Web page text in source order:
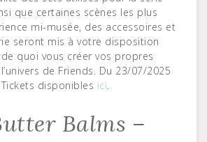
que certaines scènes les plus
mi-musée, des accessoires et
seront mis à votre disposition
quoi vous créer vos propres
de Friends. Du 23/07/2025
disponibles ici.
Balms –